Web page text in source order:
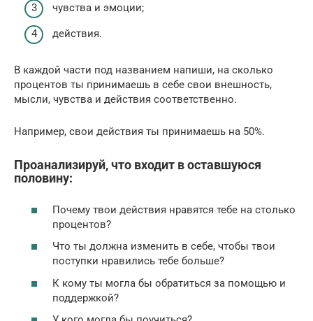
чувства и эмоции;
действия.
В каждой части под названием напиши, на сколько
процентов ты принимаешь в себе свои внешность,
мысли, чувства и действия соответственно.
Например, свои действия ты принимаешь на 50%.
Проанализируй, что входит в оставшуюся
половину:
Почему твои действия нравятся тебе на столько
процентов?
Что ты должна изменить в себе, чтобы твои
поступки нравились тебе больше?
К кому ты могла бы обратиться за помощью и
поддержкой?